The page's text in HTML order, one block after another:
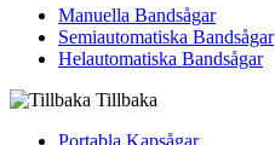
Manuella Bandsågar
Semiautomatiska Bandsågar
Helautomatiska Bandsågar
Tillbaka
Portabla Kapsågar